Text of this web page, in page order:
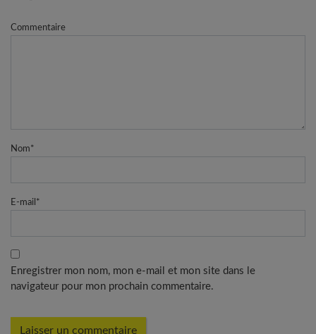
Commentaire
Nom*
E-mail *
Enregistrer mon nom, mon e-mail et mon site dans le
navigateur pour mon prochain commentaire.